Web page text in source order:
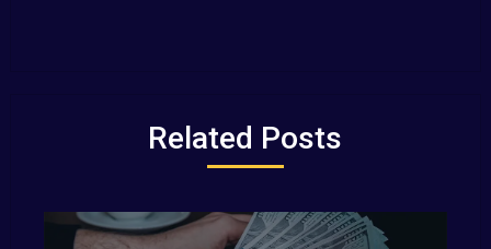
Related Posts